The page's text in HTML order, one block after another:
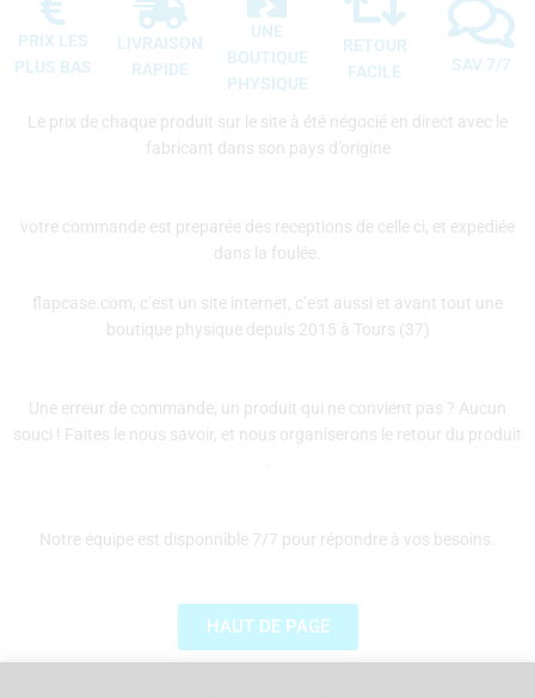
PRIX LES
PLUS BAS
LIVRAISON
RAPIDE
UNE
BOUTIQUE
PHYSIQUE
RETOUR
FACILE
SAV 7/7
Le prix de chaque produit sur le site à été négocié en direct avec le
fabricant dans son pays d’origine
votre commande est preparée des receptions de celle ci, et expediée
dans la foulée.
flapcase.com, c’est un site internet, c’est aussi et avant tout une
boutique physique depuis 2015 à Tours (37)
Une erreur de commande, un produit qui ne convient pas ? Aucun
souci ! Faites le nous savoir, et nous organiserons le retour du produit
Notre équipe est disponnible 7/7 pour répondre à vos besoins.
HAUT DE PAGE